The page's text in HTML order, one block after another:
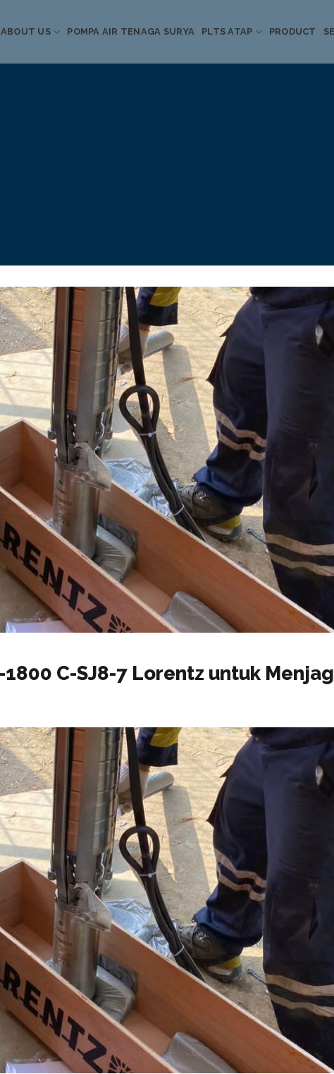
ABOUT US POMPA AIR TENAGA SURYA PLTS ATAP PRODUCT
Informasi Terkini
1800 C-SJ8-7 Lorentz untuk